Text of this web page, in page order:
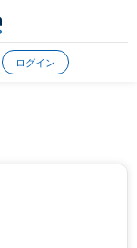
ログイン